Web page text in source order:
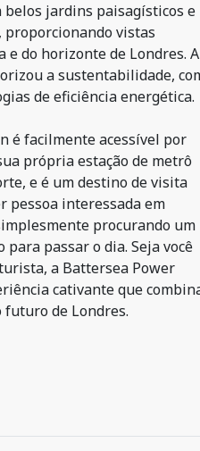
jardins paisagísticos e
proporcionando vistas
e do horizonte de Londres. A
a sustentabilidade,
de eficiência energética.
é facilmente acessível por
própria estação de metrô
e é um destino de visita
pessoa interessada em
procurando um
passar o dia. Seja você
a Battersea Power
cativante que
futuro de Londres.